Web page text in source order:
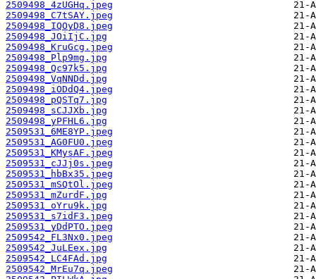
2509498_4zUGHq.jpeg
2509498_C7tSAY.jpeg
2509498_IQOyD8.jpeg
2509498_JOiIjC.jpg
2509498_KruGcg.jpeg
2509498_Plp9mg.jpg
2509498_Qc97k5.jpg
2509498_VqNNDd.jpg
2509498_iODdQ4.jpeg
2509498_pQSTq7.jpg
2509498_sCJJXb.jpg
2509498_yPFHL6.jpg
2509531_6ME8YP.jpeg
2509531_AG0FU0.jpeg
2509531_KMysAF.jpeg
2509531_cJJj0s.jpeg
2509531_hbBx35.jpeg
2509531_mSQtOl.jpeg
2509531_mZurdF.jpg
2509531_oYru9k.jpg
2509531_s7idF3.jpeg
2509531_yDdPTO.jpeg
2509542_FL3Nx0.jpeg
2509542_JuLEex.jpg
2509542_LC4FAd.jpg
2509542_MrEu7q.jpeg